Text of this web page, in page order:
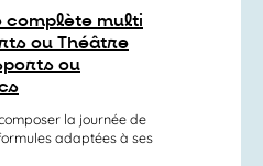
complète multi
ou Théâtre
ou
la journée de
adaptées à ses